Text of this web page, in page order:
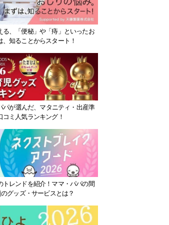
る、「便秘」や「痔」といったお
知ることからスタート！
パが選んだ、マタニティ・出産準
ミ人気ランキング！
トレンドを紹介！ママ・パパの間
グッズ・サービスとは？